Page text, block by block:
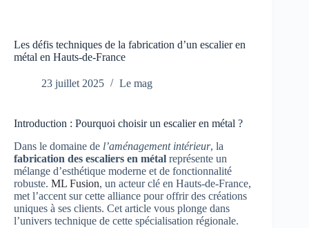
Les défis techniques de la fabrication d’un escalier en
métal en Hauts-de-France
23 juillet 2025 Le mag
Introduction : Pourquoi choisir un escalier en métal ?
Dans le domaine de l’aménagement intérieur, la
fabrication des escaliers en métal représente un
mélange d’esthétique moderne et de fonctionnalité
robuste. ML Fusion, un acteur clé en Hauts-de-France,
met l’accent sur cette alliance pour offrir des créations
uniques à ses clients. Cet article vous plonge dans
l’univers technique de cette spécialisation régionale.